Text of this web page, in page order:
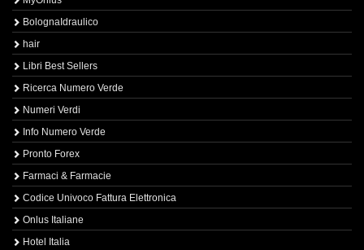
BolognaIdraulico
hair
Libri Best Sellers
Ricerca Numero Verde
Numeri Verdi
Info Numero Verde
Pronto Forex
Farmaci & Farmacie
Codice Univoco Fattura Elettronica
Onlus Italiane
Hotel Italia